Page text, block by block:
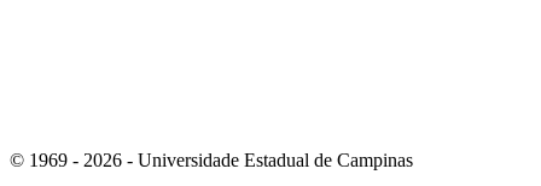
© 1969 - 2026 - Universidade Estadual de Campinas